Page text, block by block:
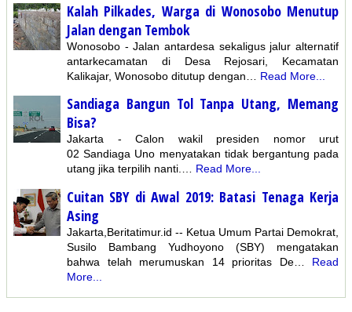
Kalah Pilkades, Warga di Wonosobo Menutup
Jalan dengan Tembok
Wonosobo - Jalan antardesa sekaligus jalur alternatif
antarkecamatan di Desa Rejosari, Kecamatan
Kalikajar, Wonosobo ditutup dengan…
Read More...
Sandiaga Bangun Tol Tanpa Utang, Memang
Bisa?
Jakarta - Calon wakil presiden nomor urut
02 Sandiaga Uno menyatakan tidak bergantung pada
utang jika terpilih nanti.… Read More...
Cuitan SBY di Awal 2019: Batasi Tenaga Kerja
Asing
Jakarta,Beritatimur.id -- Ketua Umum Partai Demokrat,
Susilo Bambang Yudhoyono (SBY) mengatakan
bahwa telah merumuskan 14 prioritas De…
Read
More...